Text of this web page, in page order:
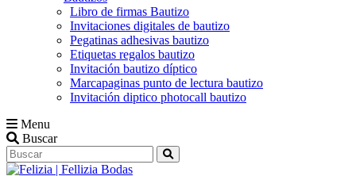
Libro de firmas Bautizo
Invitaciones digitales de bautizo
Pegatinas adhesivas bautizo
Etiquetas regalos bautizo
Invitación bautizo díptico
Marcapaginas punto de lectura bautizo
Invitación diptico photocall bautizo
Menu
Buscar